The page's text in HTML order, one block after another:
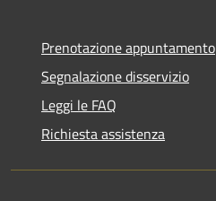
Prenotazione appuntamento
Segnalazione disservizio
Leggi le FAQ
Richiesta assistenza